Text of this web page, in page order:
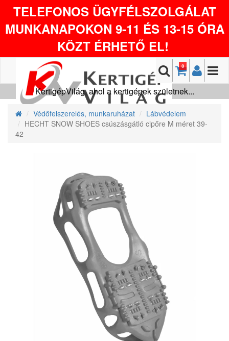
TELEFONOS ÜGYFÉLSZOLGÁLAT
MUNKANAPOKON 9-11 ÉS 13-15 ÓRA
KÖZT ÉRHETŐ EL!
0
KertigépVilág, ahol a kertigépek születnek...
Védőfelszerelés, munkaruházat
Lábvédelem
HECHT SNOW SHOES csúszásgátló cipőre M méret 39-
42